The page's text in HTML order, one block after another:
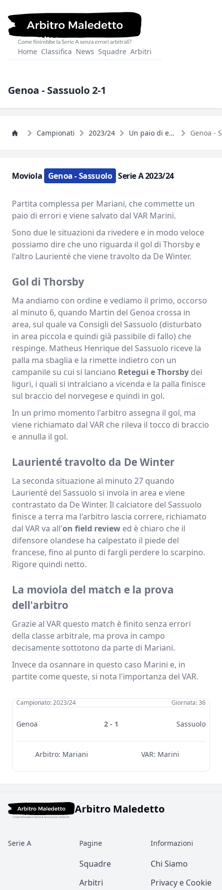
Home Classifica News Squadre Arbitri
Genoa - Sassuolo 2-1
Campionati 2023/24 Un paio di errori non decisivi, con il Bologna che festeggia la Champions
Moviola Genoa - Sassuolo Serie A 2023/24
Partita complessa per Mariani, che commette un
paio di errori e viene salvato dal VAR Marini.
Sono due le situazioni da rivedere e in modo veloce
possiamo dire che uno riguarda il gol di Thorsby e
l'altro Laurienté che viene travolto da De Winter.
Gol di Thorsby
Ma andiamo con ordine e vediamo il primo, occorso
al minuto 6, quando Martin del Genoa crossa in
area, sul quale va Consigli del Sassuolo (disturbato
in area piccola e quindi già passibile di fallo) che
respinge. Matheus Henrique del Sassuolo riceve la
palla ma sbaglia e la rimette indietro con un
campanile su cui si lanciano Retegui e Thorsby dei
liguri, i quali si intralciano a vicenda e la palla finisce
sul braccio del norvegese e quindi in gol.
In un primo momento l'arbitro assegna il gol, ma
viene richiamato dal VAR che rileva il tocco di braccio
e annulla il gol.
Laurienté travolto da De Winter
La seconda situazione al minuto 27 quando
Laurienté del Sassuolo si invola in area e viene
contrastato da De Winter. Il calciatore del Sassuolo
finisce a terra ma l'arbitro lascia correre, richiamato
dal VAR va all'on field review ed è chiaro che il
difensore olandese ha calpestato il piede del
francese, fino al punto di fargli perdere lo scarpino.
Rigore quindi netto.
La moviola del match e la prova
dell'arbitro
Grazie al VAR questo match è finito senza errori
della classe arbitrale, ma prova in campo
decisamente sottotono da parte di Mariani.
Invece da osannare in questo caso Marini e, in
partite come queste, si nota l'importanza del VAR.
Campionato: 2023/24 Giornata: 36
Genoa 2 - 1 Sassuolo
Arbitro: Mariani VAR: Marini
Arbitro Maledetto
Serie A Pagine
Squadre
Arbitri
Informazioni
Chi Siamo
Privacy e Cookie